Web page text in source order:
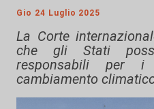
Gio 24 Luglio 2025
La Corte
che gli Stati
responsabili per
cambiamento